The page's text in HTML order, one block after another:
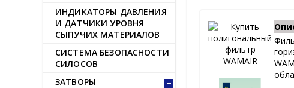
ИНДИКАТОРЫ ДАВЛЕНИЯ
И ДАТЧИКИ УРОВНЯ
СЫПУЧИХ МАТЕРИАЛОВ
СИСТЕМА БЕЗОПАСНОСТИ
СИЛОСОВ
ЗАТВОРЫ